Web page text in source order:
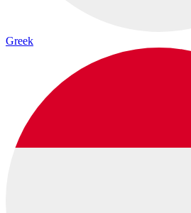
Greek